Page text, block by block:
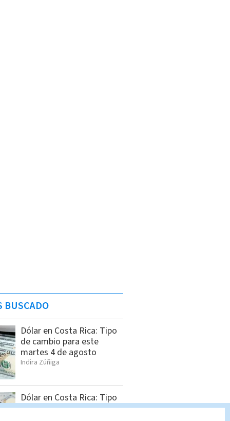
BUSCADO
Dólar en Costa Rica: Tipo
de cambio para este
martes 4 de agosto
Indira Zúñiga
Dólar en Costa Rica: Tipo
de cambio para este